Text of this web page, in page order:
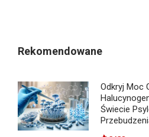
Rekomendowane
Odkryj Moc
Świecie